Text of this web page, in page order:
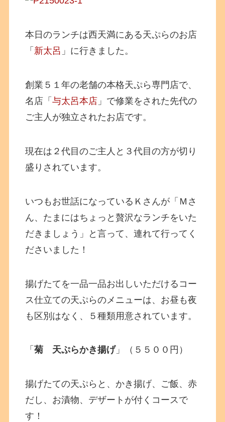
本日のランチは西天満にある天ぷらのお店
「 新太呂 」に行きました。
創業５１年の老舗の本格天ぷら専門店で、
名店「与太呂本店 」で修業をされた先代の
ご主人が独立されたお店です。
現在は２代目のご主人と３代目の方が切り
盛りされています。
いつもお世話になっているＫさんが「Ｍさ
ん、たまにはちょっと贅沢なランチをいた
だきましょう」と言って、連れて行ってく
ださいました！
揚げたてを一品一品お出しいただけるコー
ス仕立ての天ぷらのメニューは、お昼も夜
も区別はなく、５種類用意されています。
「菊 天ぷらかき揚げ」（５５００円）
揚げたての天ぷらと、かき揚げ、ご飯、赤
だし、お漬物、デザートが付くコースで
す！